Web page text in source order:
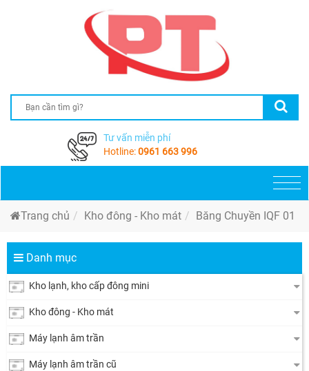
Tư vấn miễn phí
Hotline:0961 663 996
Trang chủ Kho đông - Kho mát Băng Chuyền IQF 01
Danh mục
Kho lạnh, kho cấp đông mini
Kho đông - Kho mát
Máy lạnh âm trần
Máy lạnh âm trần cũ